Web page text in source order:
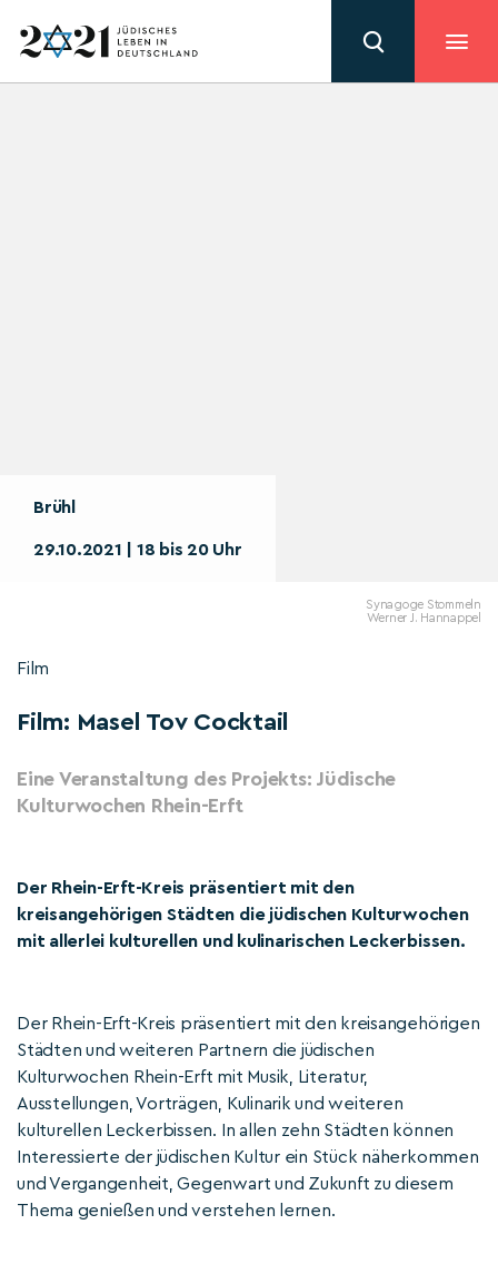
Brühl
29.10.2021 | 18 bis 20 Uhr
Synagoge Stommeln
Werner J. Hannappel
Film
Film: Masel Tov Cocktail
Eine Veranstaltung des Projekts: Jüdische
Kulturwochen Rhein-Erft
Der Rhein-Erft-Kreis präsentiert mit den
kreisangehörigen Städten die jüdischen Kulturwochen
mit allerlei kulturellen und kulinarischen Leckerbissen.
Der Rhein-Erft-Kreis präsentiert mit den kreisangehörigen
Städten und weiteren Partnern die jüdischen
Kulturwochen Rhein-Erft mit Musik, Literatur,
Ausstellungen, Vorträgen, Kulinarik und weiteren
kulturellen Leckerbissen. In allen zehn Städten können
Interessierte der jüdischen Kultur ein Stück näherkommen
und Vergangenheit, Gegenwart und Zukunft zu diesem
Thema genießen und verstehen lernen.